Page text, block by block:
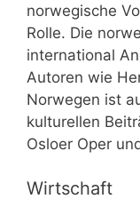
norwegische
Rolle. Die
international
Autoren wie
Norwegen ist
kulturellen
Osloer Oper
Wirtschaft